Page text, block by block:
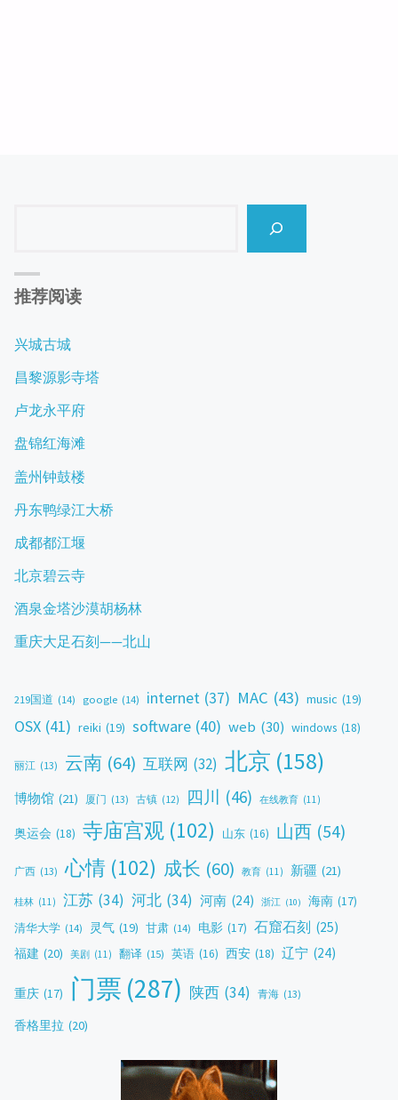
推荐阅读
兴城古城
昌黎源影寺塔
卢龙永平府
盘锦红海滩
盖州钟鼓楼
丹东鸭绿江大桥
成都都江堰
北京碧云寺
酒泉金塔沙漠胡杨林
重庆大足石刻——北山
219国道 (14) google (14) internet (37) MAC (43) music (19)
OSX (41) reiki (19) software (40) web (30) windows (18)
丽江 (13) 云南 (64) 互联网 (32) 北京 (158)
博物馆 (21) 厦门 (13) 古镇 (12) 四川 (46) 在线教育 (11)
奥运会 (18) 寺庙宫观 (102) 山东 (16) 山西 (54)
广西 (13) 心情 (102) 成长 (60) 教育 (11) 新疆 (21)
桂林 (11) 江苏 (34) 河北 (34) 河南 (24) 浙江 (10) 海南 (17)
清华大学 (14) 灵气 (19) 甘肃 (14) 电影 (17) 石窟石刻 (25)
福建 (20) 美剧 (11) 翻译 (15) 英语 (16) 西安 (18) 辽宁 (24)
重庆 (17) 门票 (287) 陕西 (34) 青海 (13)
香格里拉 (20)